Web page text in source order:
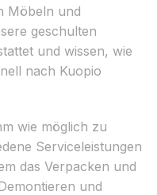
Möbeln und
geschulten
und wissen, wie
nach Kuopio
wie möglich zu
Serviceleistungen
das Verpacken und
und